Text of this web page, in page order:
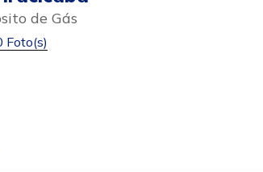
de Gás
Foto(s)